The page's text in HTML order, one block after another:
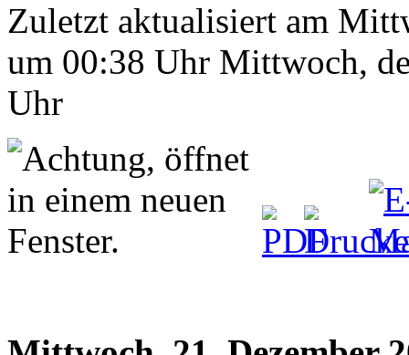
Zuletzt aktualisiert am
um 00:38 Uhr Mittwoch,
Uhr